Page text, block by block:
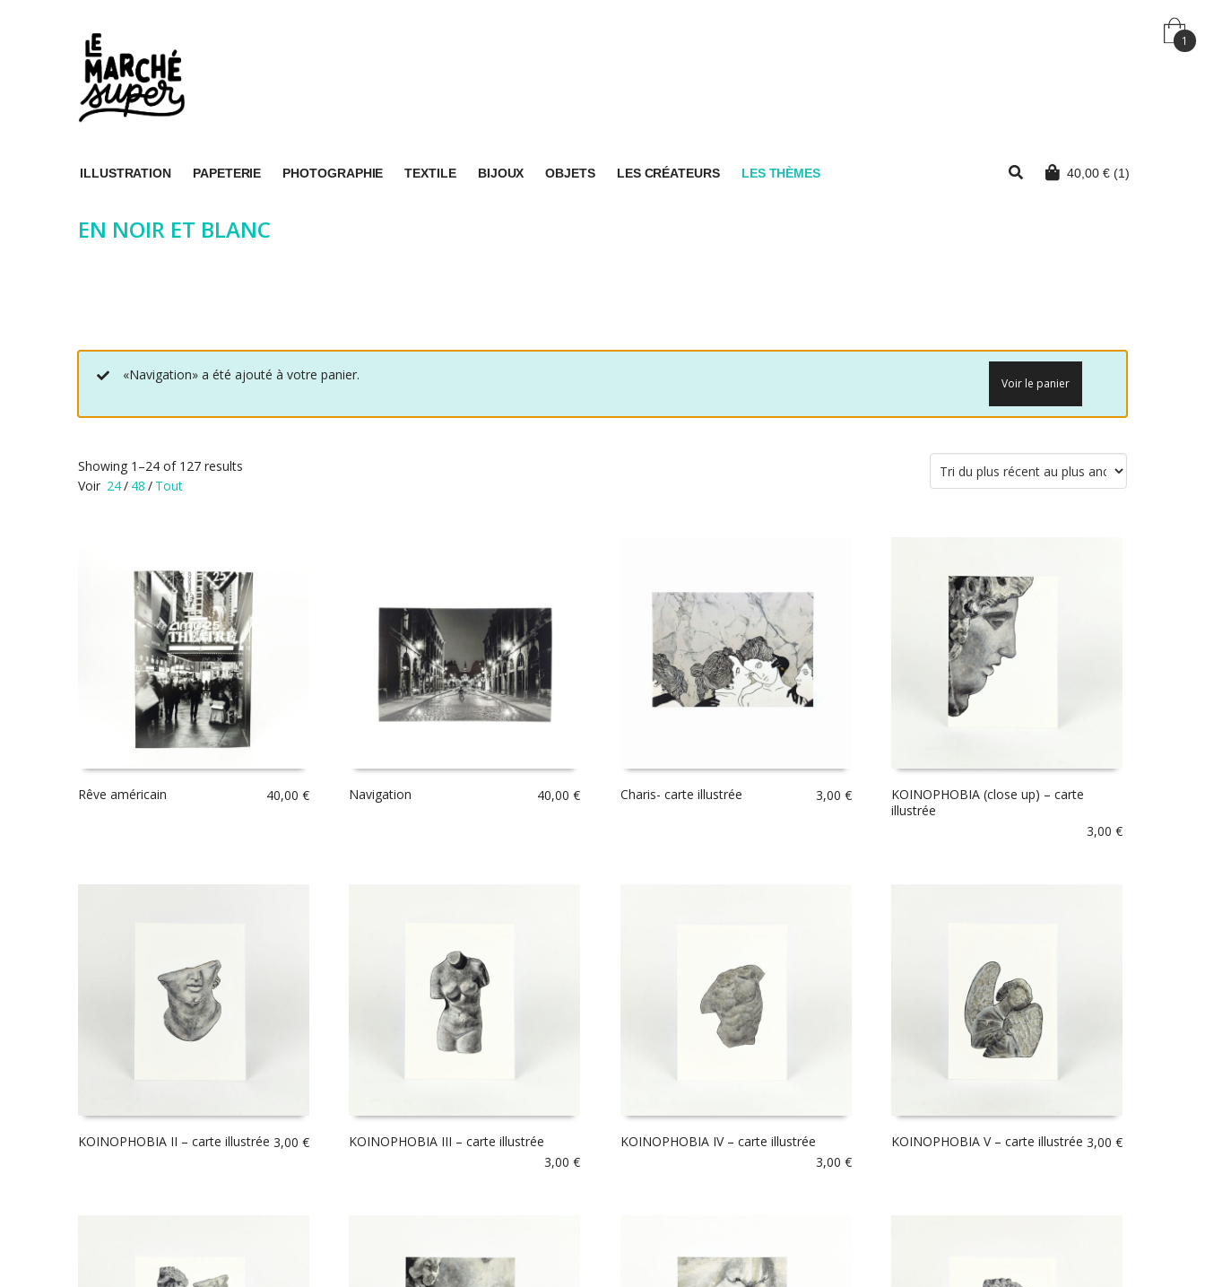
ILLUSTRATION PAPETERIE PHOTOGRAPHIE TEXTILE BIJOUX OBJETS LES CRÉATEURS LES THÈMES 40,00 € (1)
EN NOIR ET BLANC
«Navigation» a été ajouté à votre panier.
Voir le panier
Showing 1–24 of 127 results
Voir 24/ 48 / Tout
Rêve américain 40,00 € Navigation 40,00€ Charis- carte illustrée 3,00 €
KOINOPHOBIA (close up) – carte
illustrée
3,00€
KOINOPHOBIA II – carte illustrée 3,00 €
KOINOPHOBIA III – carte illustrée
3,00€
KOINOPHOBIA IV – carte illustrée
3,00 €
KOINOPHOBIA V – carte illustrée 3,00€
1